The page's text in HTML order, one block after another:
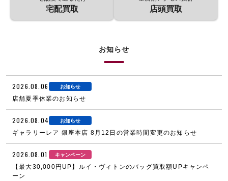
宅配買取 店頭買取
お知らせ
2026.08.06 お知らせ
店舗夏季休業のお知らせ
2026.08.04 お知らせ
ギャラリーレア 銀座本店 8月12日の営業時間変更のお知らせ
2026.08.01 キャンペーン
【最大30,000円UP】ルイ・ヴィトンのバッグ買取額UPキャンペ
ーン